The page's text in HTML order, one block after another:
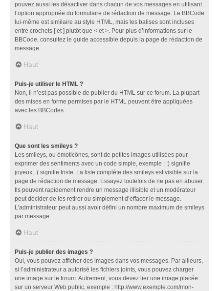
pouvez aussi les désactiver dans chacun de vos messages en utilisant
l’option appropriée du formulaire de rédaction de message. Le BBCode
lui-même est similaire au style HTML, mais les balises sont incluses
entre crochets [ et ] plutôt que < et >. Pour plus d’informations sur le
BBCode, consultez le guide accessible depuis la page de rédaction de
message.
Haut
Puis-je utiliser le HTML ?
Non, il n’est pas possible de publier du HTML sur ce forum. La plupart
des mises en forme permises par le HTML peuvent être appliquées
avec les BBCodes.
Haut
Que sont les smileys ?
Les smileys, ou émoticônes, sont de petites images utilisées pour
exprimer des sentiments avec un code simple, exemple : :) signifie
joyeux, :( signifie triste. La liste complète des smileys est visible sur la
page de rédaction de message. Essayez toutefois de ne pas en abuser.
Ils peuvent rapidement rendre un message illisible et un modérateur
peut décider de les retirer ou simplement d’effacer le message.
L’administrateur peut aussi avoir défini un nombre maximum de smileys
par message.
Haut
Puis-je publier des images ?
Oui, vous pouvez afficher des images dans vos messages. Par ailleurs,
si l’administrateur a autorisé les fichiers joints, vous pouvez charger
une image sur le forum. Autrement, vous devez lier une image placée
sur un serveur Web public, exemple : http://www.exemple.com/mon-